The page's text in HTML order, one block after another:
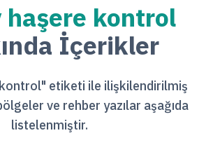
haşere kontrol
İçerikler
kontrol" etiketi ile ilişkilendirilmiş
ve rehber yazılar aşağıda
listelenmiştir.